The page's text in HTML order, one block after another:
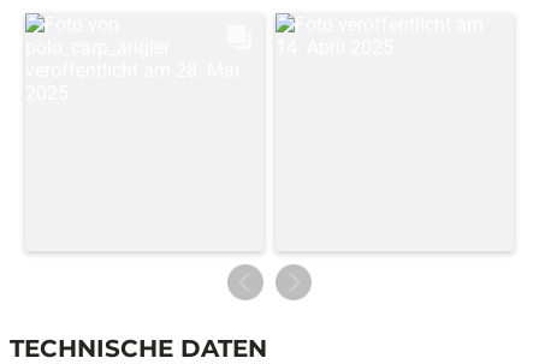
TECHNISCHE DATEN